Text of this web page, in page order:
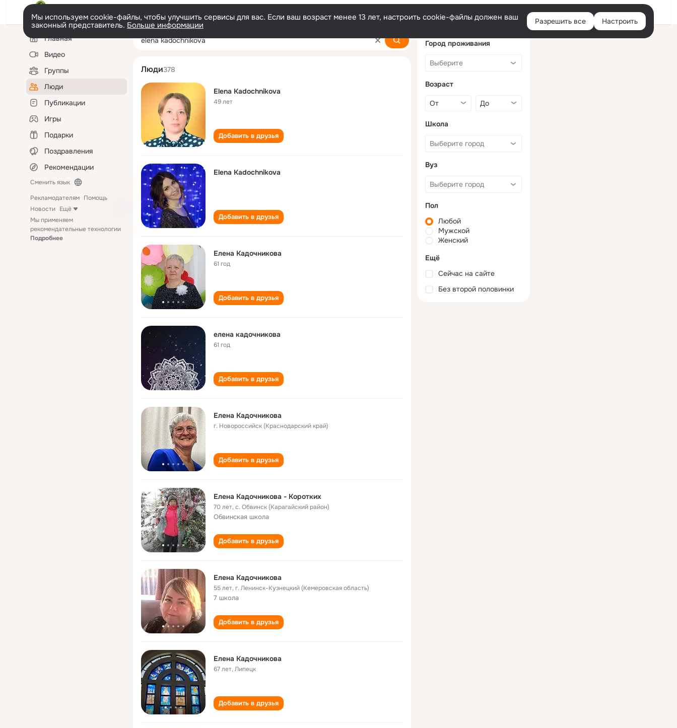
Войти
Мы используем cookie-файлы, чтобы улучшить сервисы для вас. Если ваш возраст менее 13 лет, настроить cookie-файлы должен ваш
законный представитель. Больше информации Разрешить все Настроить
Левая
колонкаГлавная
Видео
Группы
Люди
Публикации
Игры
Подарки
Поздравления
Рекомендации
Сменить язык
Рекламодателям Помощь
Новости Ещё
Мы применяем
рекомендательные технологии
Подробнее
elena kadochnikova
Люди378
Elena Kadochnikova
49 лет
Добавить в друзья
Elena Kadochnikova
Добавить в друзья
Елена Кадочникова
61 год
Добавить в друзья
елена кадочникова
61 год
Добавить в друзья
Елена Кадочникова
г. Новороссийск (Краснодарский край)
Добавить в друзья
Елена Кадочникова - Коротких
70 лет,с. Обвинск (Карагайский район)
Обвинская школа
Добавить в друзья
Елена Кадочникова
55 лет,г. Ленинск-Кузнецкий (Кемеровская область)
7 школа
Добавить в друзья
Елена Кадочникова
67 лет,Липецк
Добавить в друзья
Город проживания
Возраст
Школа
Вуз
Пол
Любой
Мужской
Женский
Ещё
Сейчас на сайте
Без второй половинки